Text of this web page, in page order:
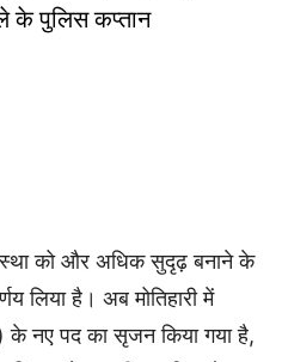
के पुलिस कप्तान
को और अधिक सुदृढ़ बनाने के
लिया है। अब मोतिहारी में
के नए पद का सृजन किया गया है,